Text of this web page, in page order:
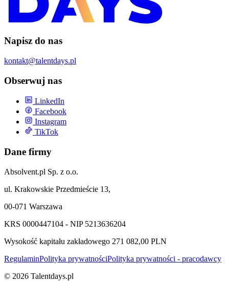
Napisz do nas
kontakt@talentdays.pl
Obserwuj nas
LinkedIn
Facebook
Instagram
TikTok
Dane firmy
Absolvent.pl Sp. z o.o.
ul. Krakowskie Przedmieście 13,
00-071 Warszawa
KRS 0000447104 - NIP 5213636204
Wysokość kapitału zakładowego 271 082,00 PLN
RegulaminPolityka prywatnościPolityka prywatności - pracodawcy
© 2026 Talentdays.pl